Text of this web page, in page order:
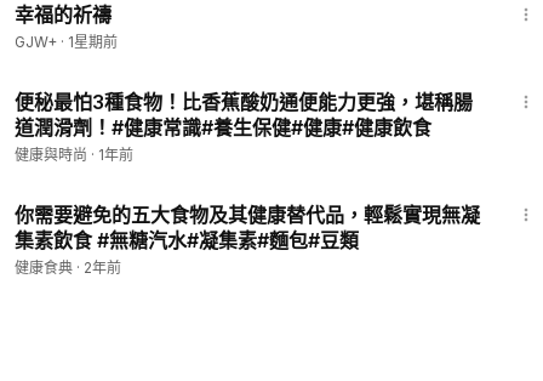
幸福的祈禱
GJW+ · 1星期前
便秘最怕3種食物！比香蕉酸奶通便能力更強，堪稱腸
道潤滑劑！#健康常識#養生保健#健康#健康飲食
健康與時尚 · 1年前
你需要避免的五大食物及其健康替代品，輕鬆實現無凝
集素飲食 #無糖汽水#凝集素#麵包#豆類
健康食典 · 2年前